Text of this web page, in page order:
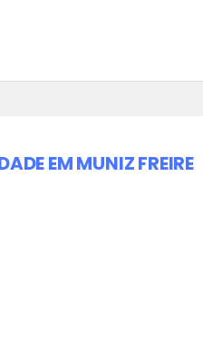
EM MUNIZ FREIRE